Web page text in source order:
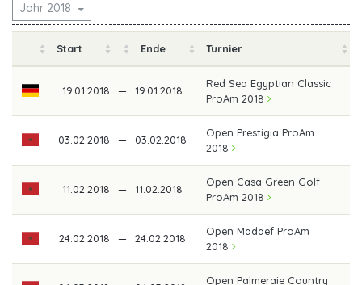
Jahr 2018
Start Ende Turnier
19.01.2018 — 19.01.2018
Red Sea Egyptian Classic
ProAm 2018
03.02.2018 — 03.02.2018
Open Prestigia ProAm
2018
11.02.2018 — 11.02.2018
Open Casa Green Golf
ProAm 2018
24.02.2018 — 24.02.2018
Open Madaef ProAm
2018
Open Palmeraie Country